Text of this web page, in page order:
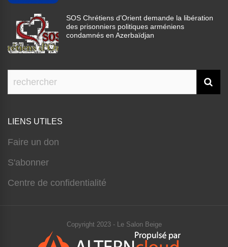
SOS Chrétiens d’Orient demande la libération
des prisonniers politiques arméniens
condamnés en Azerbaïdjan
LIENS UTILES
Faire un don
S'abonner
Centre de confidentialité
Copyright 2023 - Le Salon Beige